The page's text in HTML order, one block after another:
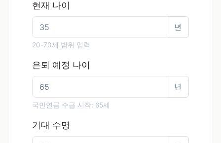
현재 나이
년
20-70세 범위 입력
은퇴 예정 나이
년
국민연금 수급 시작: 65세
기대 수명